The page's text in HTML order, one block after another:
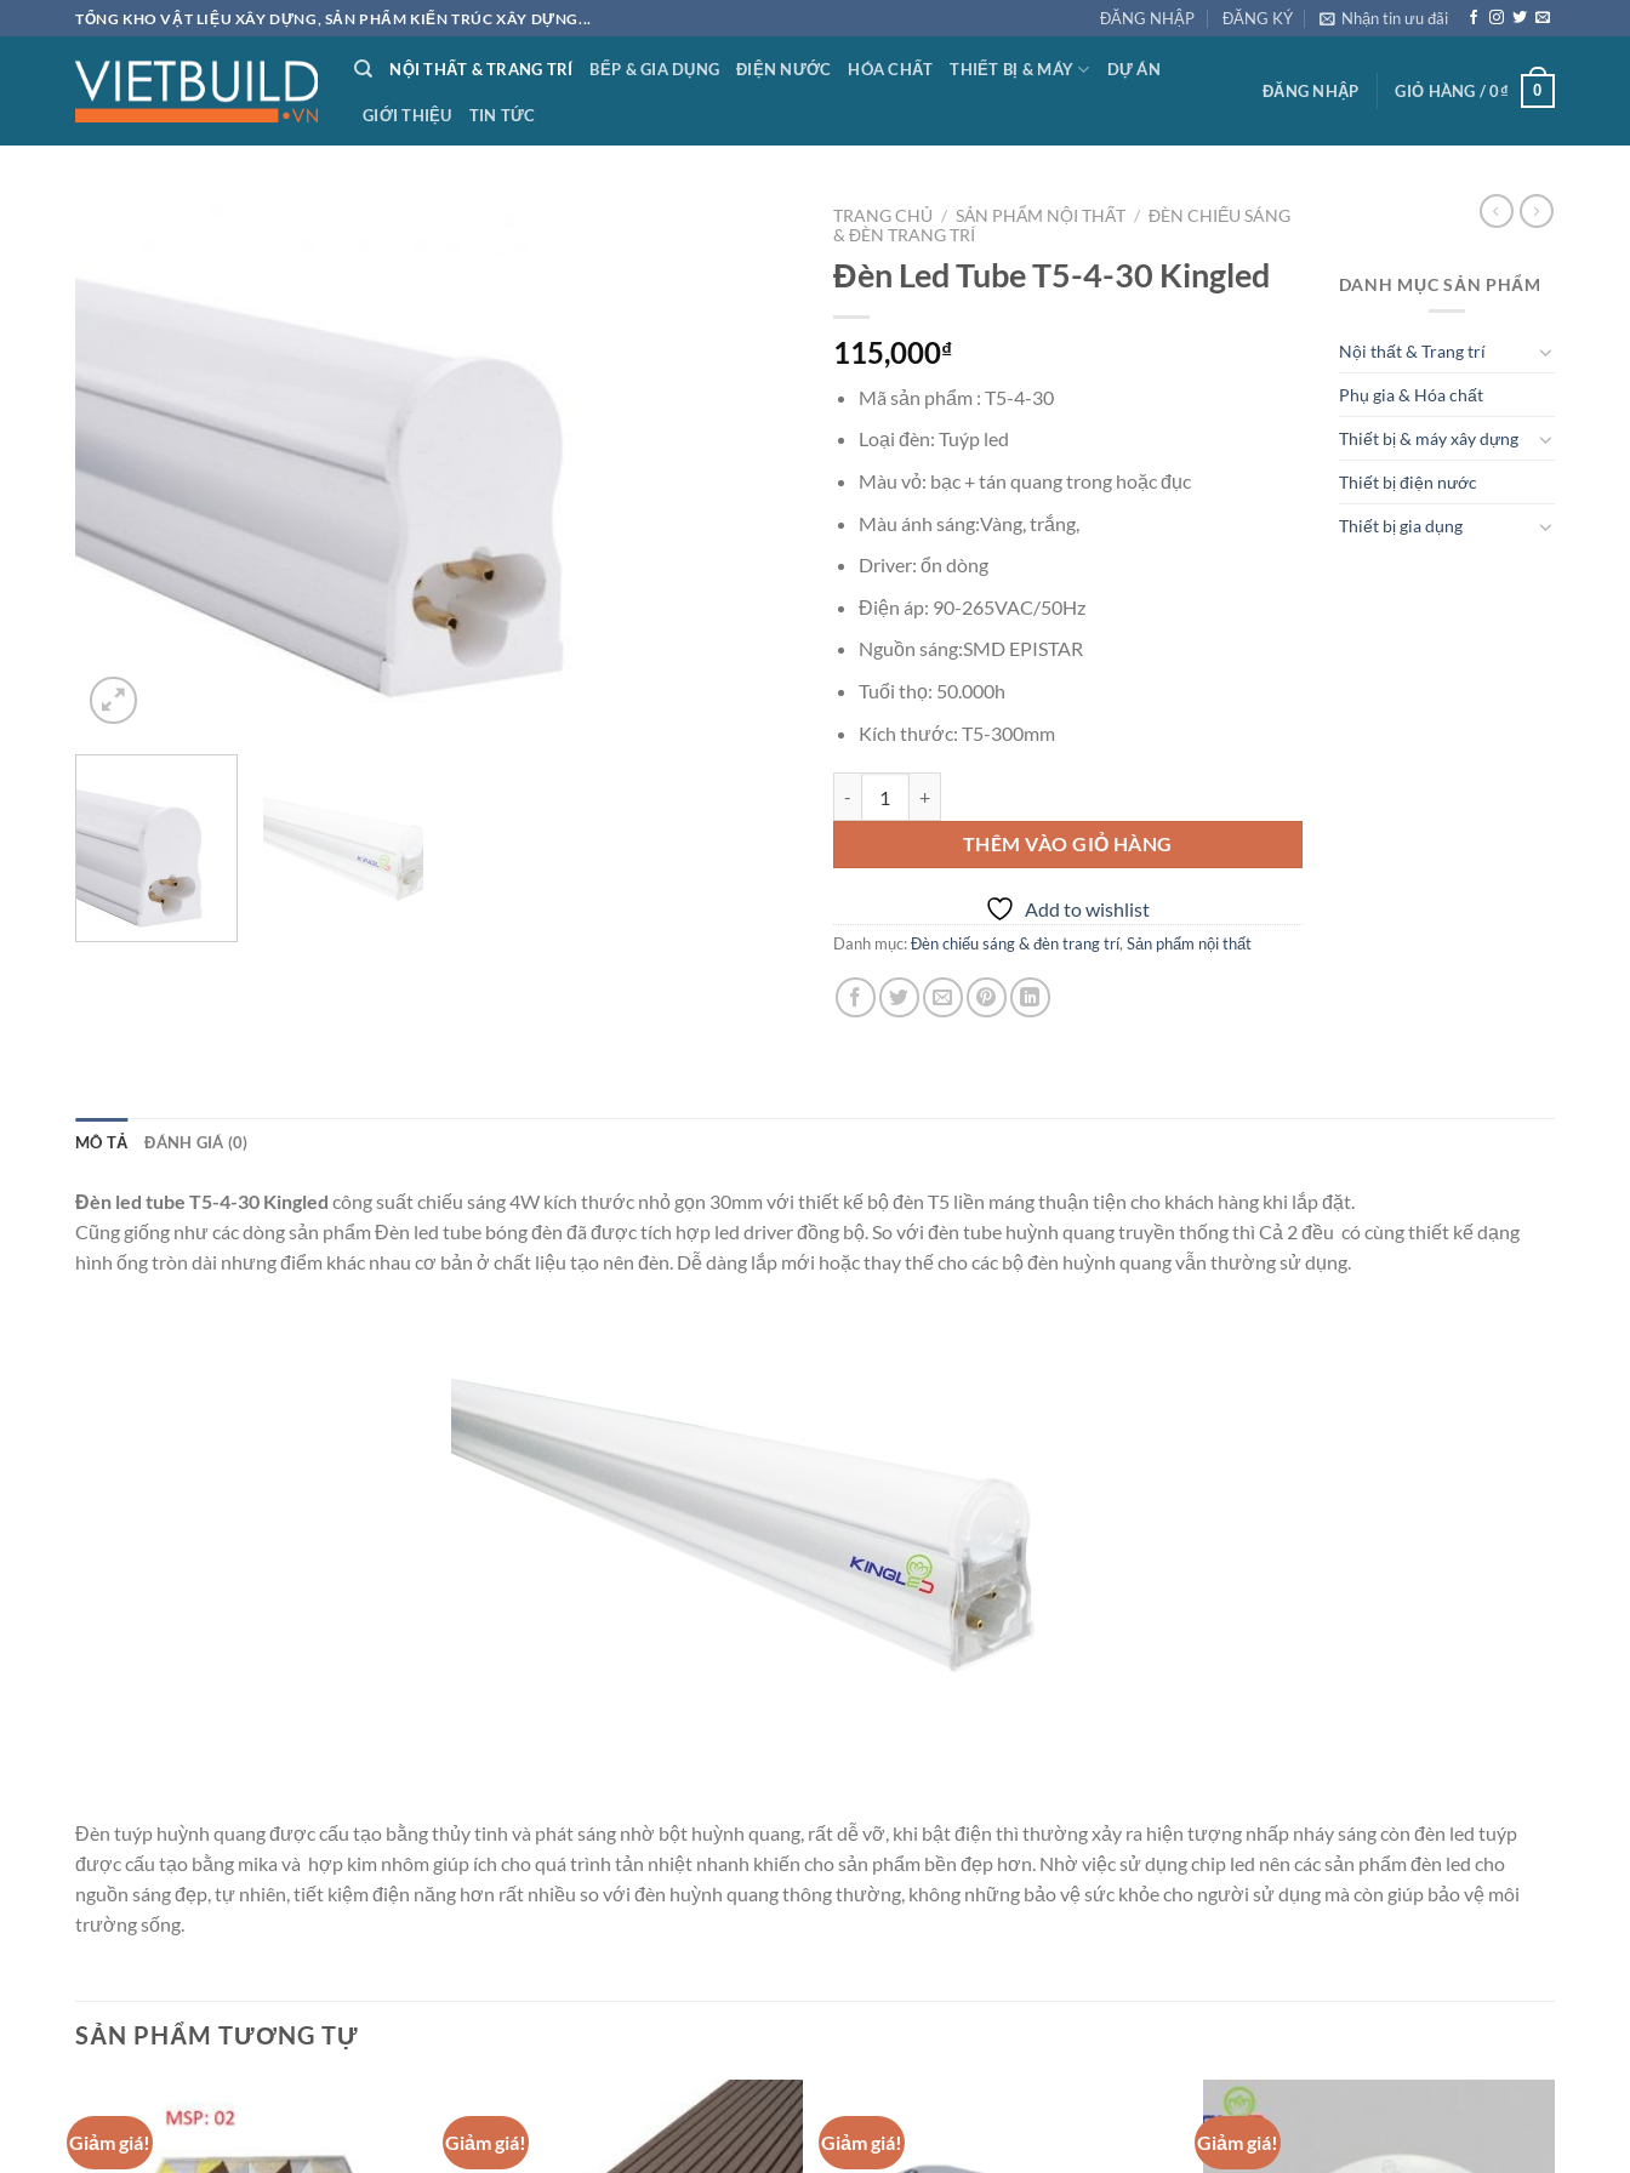
qua
TỔNG KHO VẬT LIỆU XÂY DỰNG, SẢN PHẨM KIẾN TRÚC XÂY DỰNG... ĐĂNG NHẬP ĐĂNG KÝ Nhận tin ưu đãi
NỘI THẤT & TRANG TRÍ BẾP & GIA DỤNG ĐIỆN NƯỚC HÓA CHẤT THIẾT BỊ & MÁY DỰ ÁN
GIỚI THIỆU TIN TỨC
ĐĂNG NHẬP GIỎ HÀNG /0₫ 0
TRANG CHỦ / SẢN PHẨM NỘI THẤT / ĐÈN CHIẾU SÁNG
& ĐÈN TRANG TRÍ
Đèn Led Tube T5-4-30 Kingled
115,000₫
Mã sản phẩm : T5-4-30
Loại đèn: Tuýp led
Màu vỏ: bạc + tán quang trong hoặc đục
Màu ánh sáng:Vàng, trắng,
Driver: ổn dòng
Điện áp: 90-265VAC/50Hz
Nguồn sáng:SMD EPISTAR
Tuổi thọ: 50.000h
Kích thước: T5-300mm
THÊM VÀO GIỎ HÀNG
Add to wishlist
Danh mục:Đèn chiếu sáng & đèn trang trí, Sản phẩm nội thất
DANH MỤC SẢN PHẨM
Nội thất & Trang trí
Phụ gia & Hóa chất
Thiết bị & máy xây dựng
Thiết bị điện nước
Thiết bị gia dụng
MÔ TẢ ĐÁNH GIÁ (0)
Đèn led tube T5-4-30 Kingled công suất chiếu sáng 4W kích thước nhỏ gọn 30mm với thiết kế bộ đèn T5 liền máng thuận tiện cho khách hàng khi lắp đặt.
Cũng giống như các dòng sản phẩm Đèn led tube bóng đèn đã được tích hợp led driver đồng bộ. So với đèn tube huỳnh quang truyền thống thì Cả 2 đều có cùng thiết kế dạng
hình ống tròn dài nhưng điểm khác nhau cơ bản ở chất liệu tạo nên đèn. Dễ dàng lắp mới hoặc thay thế cho các bộ đèn huỳnh quang vẫn thường sử dụng.
Đèn tuýp huỳnh quang được cấu tạo bằng thủy tinh và phát sáng nhờ bột huỳnh quang, rất dễ vỡ, khi bật điện thì thường xảy ra hiện tượng nhấp nháy sáng còn đèn led tuýp
được cấu tạo bằng mika và hợp kim nhôm giúp ích cho quá trình tản nhiệt nhanh khiến cho sản phẩm bền đẹp hơn. Nhờ việc sử dụng chip led nên các sản phẩm đèn led cho
nguồn sáng đẹp, tự nhiên, tiết kiệm điện năng hơn rất nhiều so với đèn huỳnh quang thông thường, không những bảo vệ sức khỏe cho người sử dụng mà còn giúp bảo vệ môi
trường sống.
SẢN PHẨM TƯƠNG TỰ
Giảm giá! Giảm giá!
Add to
wishlist
Giảm giá! Giảm giá!